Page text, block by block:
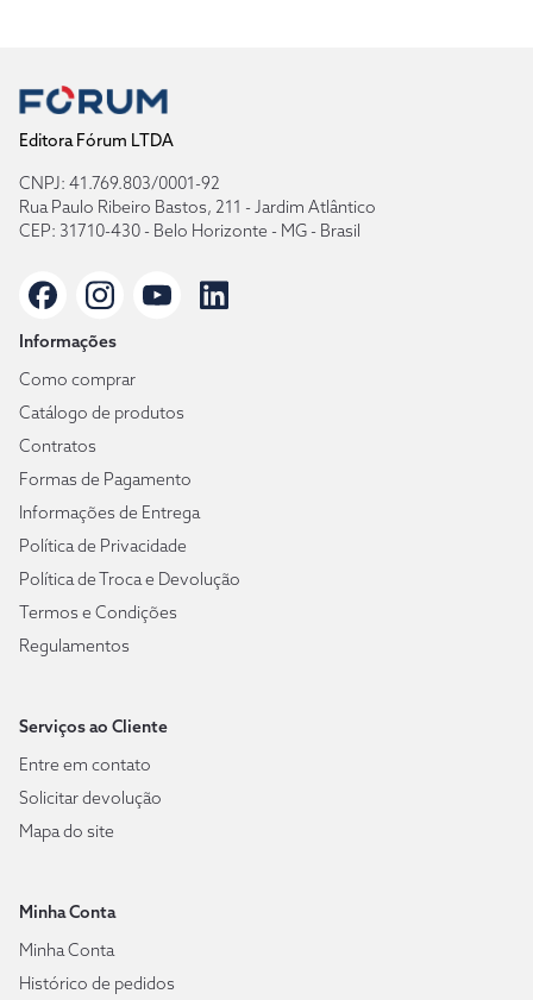
Editora Fórum LTDA
CNPJ: 41.769.803/0001-92
Rua Paulo Ribeiro Bastos, 211 - Jardim Atlântico
CEP: 31710-430 - Belo Horizonte - MG - Brasil
Informações
Como comprar
Catálogo de produtos
Contratos
Formas de Pagamento
Informações de Entrega
Política de Privacidade
Política de Troca e Devolução
Termos e Condições
Regulamentos
Serviços ao Cliente
Entre em contato
Solicitar devolução
Mapa do site
Minha Conta
Minha Conta
Histórico de pedidos